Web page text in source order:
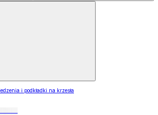
i podkładki na krzesła